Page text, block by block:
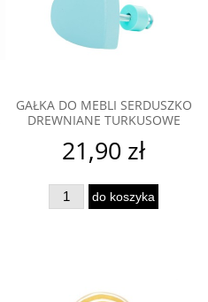
GAŁKA DO MEBLI SERDUSZKO
DREWNIANE TURKUSOWE
21,90 zł
do koszyka